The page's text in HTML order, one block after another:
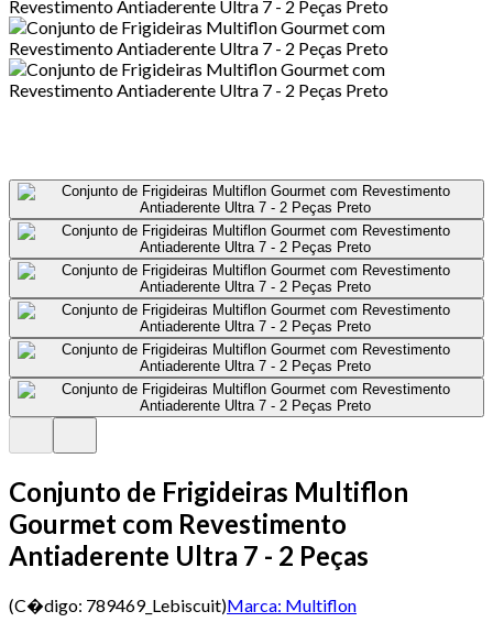
Conjunto de Frigideiras Multiflon
Gourmet com Revestimento
Antiaderente Ultra 7 - 2 Peças
(C�digo: 789469_Lebiscuit)Marca: Multiflon